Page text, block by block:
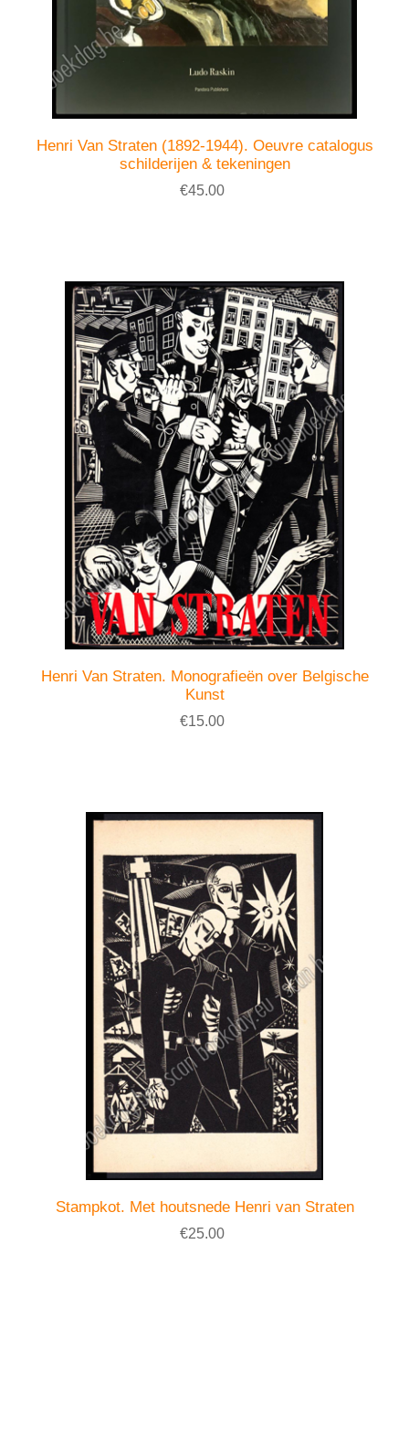
Henri Van Straten (1892-1944). Oeuvre catalogus
schilderijen & tekeningen
€45.00
Henri Van Straten. Monografieën over Belgische
Kunst
€15.00
Stampkot. Met houtsnede Henri van Straten
€25.00